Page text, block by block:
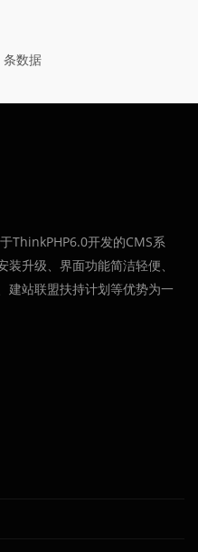
数据
ThinkPHP6.0开发的CMS系
升级、界面功能简洁轻便、
建站联盟扶持计划等优势为一